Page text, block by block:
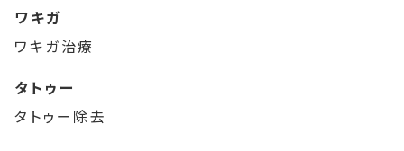
ワキガ
ワキガ治療
タトゥー
タトゥー除去